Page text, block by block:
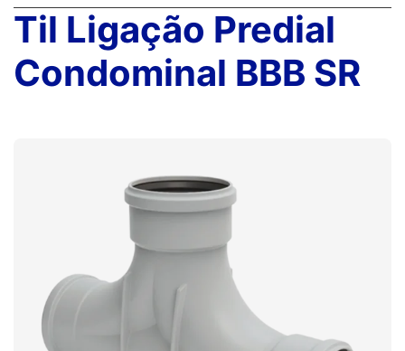
Til Ligação Predial
Condominal BBB SR